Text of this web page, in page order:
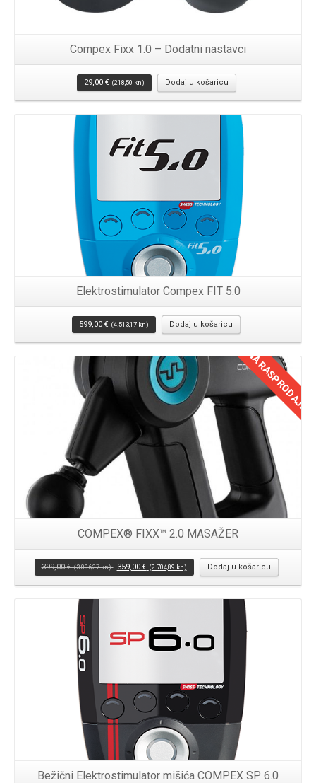
Compex Fixx 1.0 – Dodatni nastavci
29,00 € (218,50 kn) Dodaj u košaricu
Elektrostimulator Compex FIT 5.0
599,00 € (4.513,17 kn) Dodaj u košaricu
NA RASPRODAJI!
COMPEX® FIXX™ 2.0 MASAŽER
399,00€ (3.006,27 kn) 359,00 € (2.704,89 kn) Dodaj u košaricu
Bežični Elektrostimulator mišića COMPEX SP 6.0